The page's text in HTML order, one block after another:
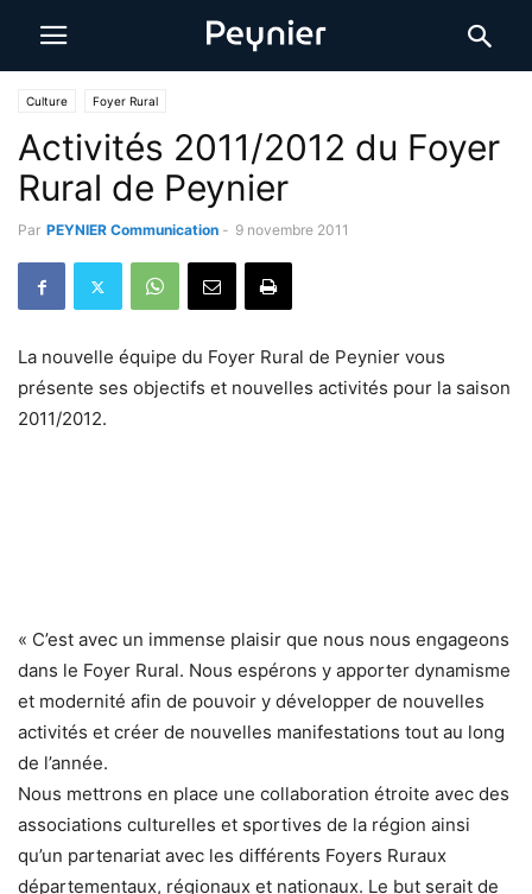
Culture Foyer Rural
Activités 2011/2012 du Foyer
Rural de Peynier
Par PEYNIER Communication - 9 novembre 2011
La nouvelle équipe du Foyer Rural de Peynier vous
présente ses objectifs et nouvelles activités pour la saison
2011/2012.
« C’est avec un immense plaisir que nous nous engageons
dans le Foyer Rural. Nous espérons y apporter dynamisme
et modernité afin de pouvoir y développer de nouvelles
activités et créer de nouvelles manifestations tout au long
de l’année.
Nous mettrons en place une collaboration étroite avec des
associations culturelles et sportives de la région ainsi
qu’un partenariat avec les différents Foyers Ruraux
départementaux, régionaux et nationaux. Le but serait de